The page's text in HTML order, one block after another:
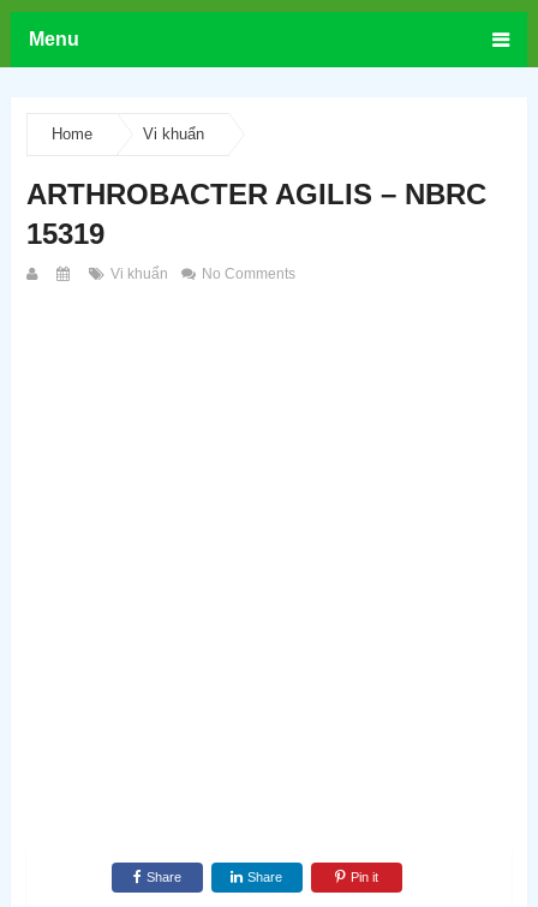
Menu
Home Vi khuẩn
ARTHROBACTER AGILIS – NBRC
15319
Vi khuẩn No Comments
Share Share Pin it